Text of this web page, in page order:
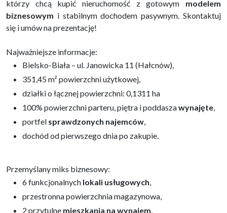
którzy chcą kupić nieruchomość z gotowym modelem
biznesowym i stabilnym dochodem pasywnym. Skontaktuj
się i umów na prezentację!
Najważniejsze informacje:
Bielsko-Biała – ul. Janowicka 11 (Hałcnów),
351,45 m² powierzchni użytkowej,
działki o łącznej powierzchni: 0,1311 ha
100% powierzchni parteru, piętra i poddaszawynajęte
portfel sprawdzonych najemców
dochód od pierwszego dnia po zakupie.
Przemyślany miks biznesowy:
6 funkcjonalnych lokali usługowych
przestronna powierzchnia magazynowa,
2 przytulne mieszkania na wynajem